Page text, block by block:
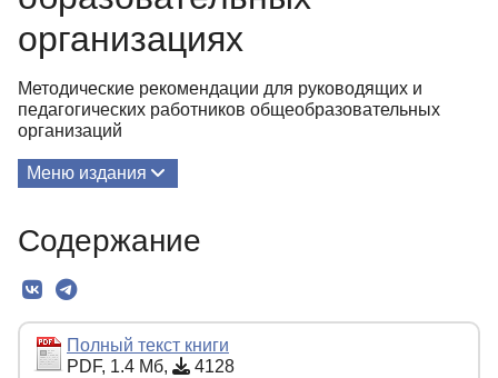
организациях
Методические рекомендации для руководящих и
педагогических работников общеобразовательных
организаций
Меню издания
Текст
Содержание
Полный текст книги
PDF, 1.4 Мб,
4128